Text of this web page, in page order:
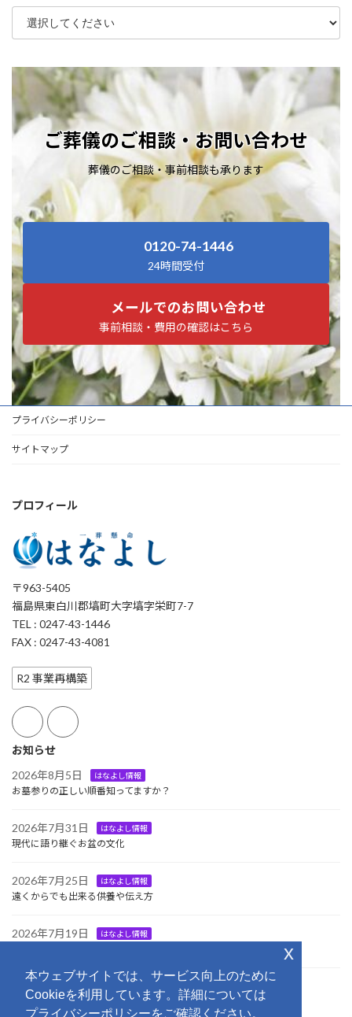
ご葬儀のご相談・お問い合わせ
葬儀のご相談・事前相談も承ります
0120-74-1446
24時間受付
メールでのお問い合わせ
事前相談・費用の確認はこちら
プライバシーポリシー
サイトマップ
プロフィール
〒963-5405
福島県東白川郡塙町大字塙字栄町7-7
TEL : 0247-43-1446
FAX : 0247-43-4081
R2 事業再構築
お知らせ
2026年8月5日
はなよし情報
お墓参りの正しい順番知ってますか？
2026年7月31日 はなよし情報
現代に語り継ぐお盆の文化
2026年7月25日 はなよし情報
遠くからでも出来る供養や伝え方
2026年7月19日 はなよし情報
2026年7月18日
第3回はなよし「さくら杯」グランドゴルフ大会
本ウェブサイトでは、サービス向上のために
Cookieを利用しています。詳細については
プライバシーポリシーをご確認ください。
x